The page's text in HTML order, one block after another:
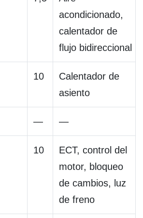
acondicionado,
calentador de
flujo bidireccional
10
Calentador de
asiento
— —
10
ECT, control del
motor, bloqueo
de cambios, luz
de freno